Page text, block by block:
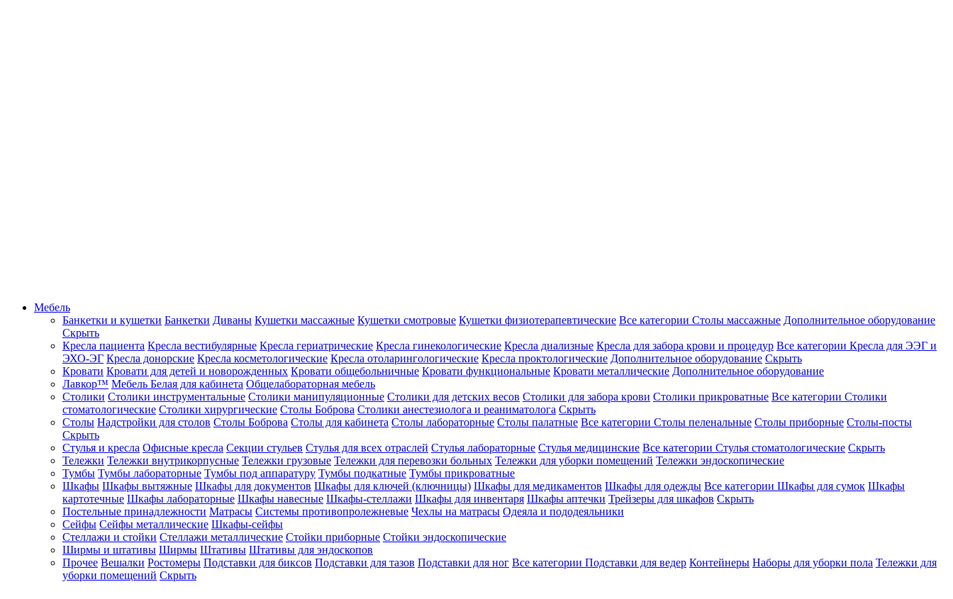
Мебель
Банкетки и кушетки Банкетки Диваны Кушетки массажные Кушетки смотровые Кушетки физиотерапевтические Все категории Столы массажные Дополнительное оборудование
Скрыть
Кресла пациента Кресла вестибулярные Кресла гериатрические Кресла гинекологические Кресла диализные Кресла для забора крови и процедур Все категории Кресла для ЭЭГ и
ЭХО-ЭГ Кресла донорские Кресла косметологические Кресла отоларингологические Кресла проктологические Дополнительное оборудование Скрыть
Кровати Кровати для детей и новорожденных Кровати общебольничные Кровати функциональные Кровати металлические Дополнительное оборудование
Лавкор™ Мебель Белая для кабинета Общелабораторная мебель
Столики Столики инструментальные Столики манипуляционные Столики для детских весов Столики для забора крови Столики прикроватные Все категории Столики
стоматологические Столики хирургические Столы Боброва Столики анестезиолога и реаниматолога Скрыть
Столы Надстройки для столов Столы Боброва Столы для кабинета Столы лабораторные Столы палатные Все категории Столы пеленальные Столы приборные Столы-посты
Скрыть
Стулья и кресла Офисные кресла Секции стульев Стулья для всех отраслей Стулья лабораторные Стулья медицинские Все категории Стулья стоматологические Скрыть
Тележки Тележки внутрикорпусные Тележки грузовые Тележки для перевозки больных Тележки для уборки помещений Тележки эндоскопические
Тумбы Тумбы лабораторные Тумбы под аппаратуру Тумбы подкатные Тумбы прикроватные
Шкафы Шкафы вытяжные Шкафы для документов Шкафы для ключей (ключницы) Шкафы для медикаментов Шкафы для одежды Все категории Шкафы для сумок Шкафы
картотечные Шкафы лабораторные Шкафы навесные Шкафы-стеллажи Шкафы для инвентаря Шкафы аптечки Трейзеры для шкафов Скрыть
Постельные принадлежности Матрасы Системы противопролежневые Чехлы на матрасы Одеяла и пододеяльники
Сейфы Сейфы металлические Шкафы-сейфы
Стеллажи и стойки Стеллажи металлические Стойки приборные Стойки эндоскопические
Ширмы и штативы Ширмы Штативы Штативы для эндоскопов
Прочее Вешалки Ростомеры Подставки для биксов Подставки для тазов Подставки для ног Все категории Подставки для ведер Контейнеры Наборы для уборки пола Тележки для
уборки помещений Скрыть